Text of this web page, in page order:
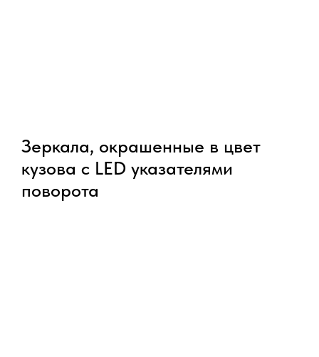
Зеркала, окрашенные в цвет
кузова с LED указателями
поворота